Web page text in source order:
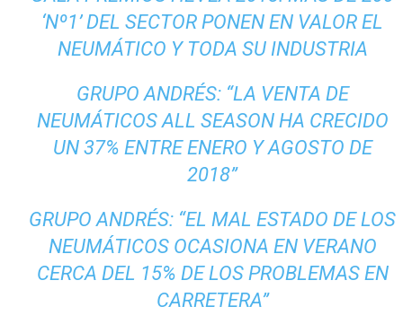
‘Nº1’ DEL SECTOR PONEN EN VALOR EL
NEUMÁTICO Y TODA SU INDUSTRIA
GRUPO ANDRÉS: “LA VENTA DE
NEUMÁTICOS ALL SEASON HA CRECIDO
UN 37% ENTRE ENERO Y AGOSTO DE
2018”
GRUPO ANDRÉS: “EL MAL ESTADO DE LOS
NEUMÁTICOS OCASIONA EN VERANO
CERCA DEL 15% DE LOS PROBLEMAS EN
CARRETERA”